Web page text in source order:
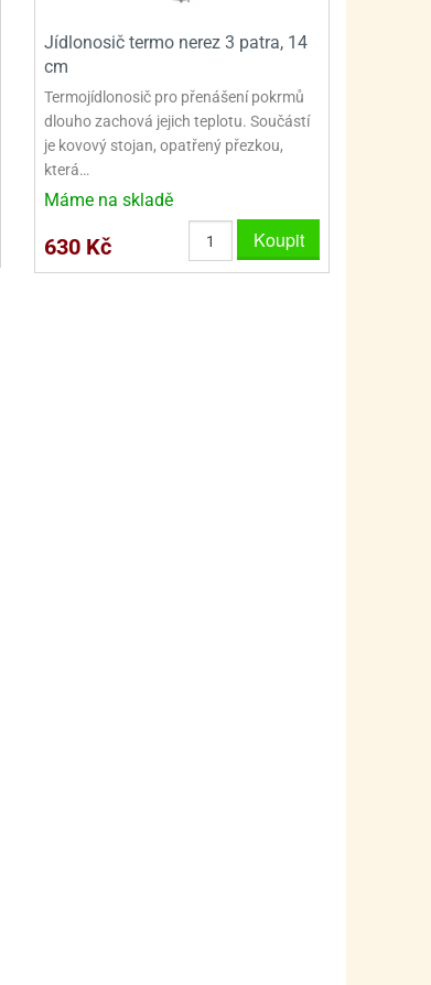
SKLENĚNÉ DÓZY A LAHVE
VAKUOVÉ UCHOVÁNÍ POTRAVIN
PLECHOVÉ KRABIČKY
PRO FANOUŠKY ŠMOULŮ - THE SMURFS
PRO FANOUŠKY TLAPKOVÉ PATROLY - PAW
PRO FANOUŠKY TROLLS - TROLOVÉ
Jídlonosič termo nerez 3 patra, 14
cm
Termojídlonosič pro přenášení pokrmů
dlouho zachová jejich teplotu. Součástí
je kovový stojan, opatřený přezkou,
která…
Máme na skladě
630 Kč Koupit